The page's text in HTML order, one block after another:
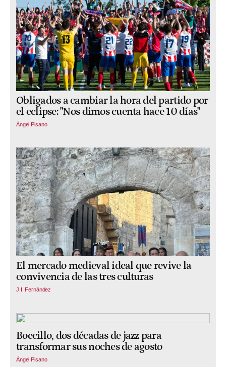
Obligados a cambiar la hora del partido por
el eclipse: "Nos dimos cuenta hace 10 días"
Ángel Pisano
El mercado medieval ideal que revive la
convivencia de las tres culturas
J.I. Fernández
Boecillo, dos décadas de jazz para
transformar sus noches de agosto
Ángel Pisano